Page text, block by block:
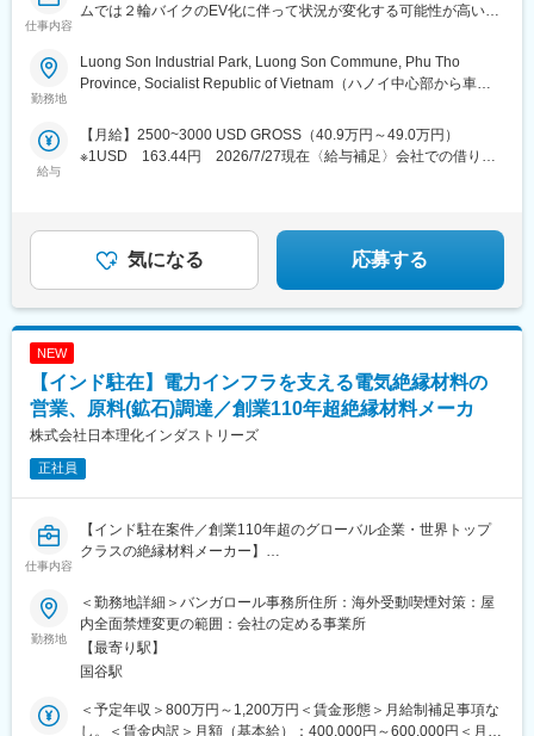
1）日・米・欧州地域
3）中国地域
4) 中南米地域
※入社後は本部機能を学ぶべく本社（朝霞）勤務を中心に海外出張
も含めて経験を積んでいただき、
※専門性や適性、会社ニーズなどを踏まえ
会社が定める業務への配置転換を命じる場合があるためご了承く
ださい。
・「人々の生活を豊かにし、役に立つことができる」ダイナミッ
クでやりがいのある仕事です。
ものづくりだけではなく２輪文化そのものを世界に伝えるポジシ
ョンとなります。
ります。
・平均有休取得日数17.9日(2023年)
・居住支援: 社宅、独身寮、住宅補助
・健康支援: 社内食堂、食事補助など
HP：https://www.honda-jobs.com/environment/welfare/
変更の範囲：会社の定める業務
仕事内容
ムでは２輪バイクのEV化に伴って状況が変化する可能性が高いで
ションを募集します。
造）、精密加工と製造です。
具体的な仕事内容
-新規顧客開拓
-新規部品受注獲得
-経理財務的なオフィス系業務(財務諸表関連)※未経験で問題ありま
-日本本社とのやりとり（新規部品案件等）
研修：業務開始時に日本(京都)で２週間ほどの研修を予定しており
ます
営業部署人数：日本語可能なベトナム人が２名おります。日本人
雇用：10年以上の継続した雇用を想定しておりますので、安心し
キャリア：営業マネジャーとして経験を積み、将来的にGMへのキ
ャリアもあります。
魅力ポイント：
②ある程度裁量権があるので、自分で考えて動くことができます
勤務地
Luong Son Industrial Park, Luong Son Commune, Phu Tho
Province, Socialist Republic of Vietnam（ハノイ中心部から車で
給与
【月給】2500~3000 USD GROSS（40.9万円～49.0万円）
※1USD 163.44円 2026/7/27現在〈給与補足〉会社での借り上
気になる 応募する
NEW
【インド駐在】電力インフラを支える電気絶縁材料の
営業、原料(鉱石)調達／創業110年超絶縁材料メーカ
株式会社日本理化インダストリーズ
正社員
仕事内容
【インド駐在案件／創業110年超のグローバル企業・世界トップ
クラスの絶縁材料メーカー】
ります。
■業務概要
インドおよび南アジアにおける「マイカテープの拡販」と「原料
マイカの安定調達」を担っていただく、事業の中核となるポジシ
ョンです。ご入社後は、インド法人 NIPPON RIKA GR (INDIA)
PVT. LTD. に出向となります。
勤務地
＜勤務地詳細＞バンガロール事務所住所：海外受動喫煙対策：屋
内全面禁煙変更の範囲：会社の定める事業所
【最寄り駅】
国谷駅
＜予定年収＞800万円～1,200万円＜賃金形態＞月給制補足事項な
し。＜賃金内訳＞月額（基本給）：400,000円～600,000円＜月給